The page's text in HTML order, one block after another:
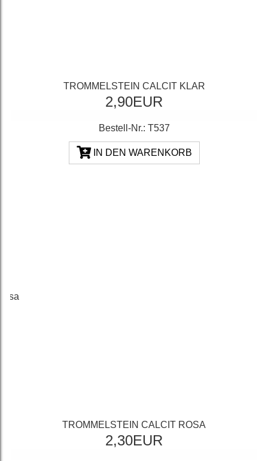
TROMMELSTEIN CALCIT KLAR
2,90EUR
Bestell-Nr.: T537
IN DEN WARENKORB
TROMMELSTEIN CALCIT ROSA
2,30EUR